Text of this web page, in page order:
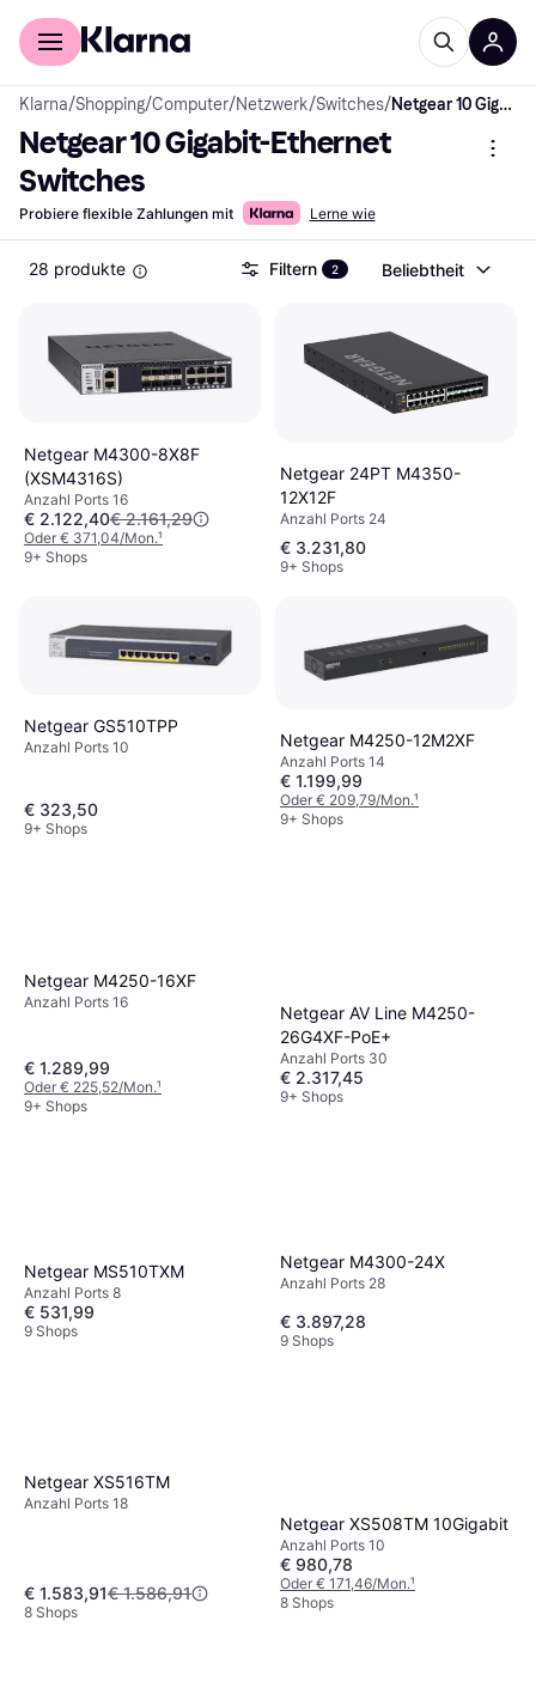
Für Shopper
Klarna/Shopping/Computer/Netzwerk/Switches/ Netgear 10 Gigabit-Ethernet Switches
Netgear 10 Gigabit-Ethernet
Switches
Probiere flexible Zahlungen mit Lerne wie
28 produkte Filtern 2 Beliebtheit
Netgear M4300-8X8F
(XSM4316S)
Anzahl Ports 16
€ 2.122,40€ 2.161,29
Oder € 371,04/Mon.¹
9+ Shops
Netgear 24PT M4350-
12X12F
Anzahl Ports 24
€ 3.231,80
9+ Shops
Netgear GS510TPP
Anzahl Ports 10
€ 323,50
9+ Shops
Netgear M4250-12M2XF
Anzahl Ports 14
€ 1.199,99
Oder € 209,79/Mon.¹
9+ Shops
Netgear M4250-16XF
Anzahl Ports 16
€ 1.289,99
Oder € 225,52/Mon.¹
9+ Shops
Netgear AV Line M4250-
26G4XF-PoE+
Anzahl Ports 30
€ 2.317,45
9+ Shops
Netgear MS510TXM
Anzahl Ports 8
€ 531,99
9 Shops
Netgear M4300-24X
Anzahl Ports 28
€ 3.897,28
9 Shops
Netgear XS516TM
Anzahl Ports 18
€ 1.583,91€ 1.586,91
8 Shops
Netgear XS508TM 10Gigabit
Anzahl Ports 10
€ 980,78
Oder € 171,46/Mon.¹
8 Shops